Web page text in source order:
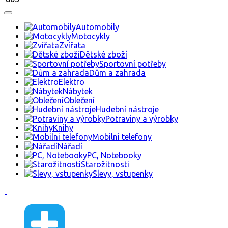
Automobily
Motocykly
Zvířata
Dětské zboží
Sportovní potřeby
Dům a zahrada
Elektro
Nábytek
Oblečení
Hudební nástroje
Potraviny a výrobky
Knihy
Mobilni telefony
Nářadí
PC, Notebooky
Starožitnosti
Slevy, vstupenky